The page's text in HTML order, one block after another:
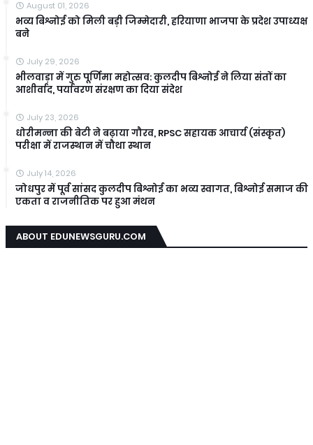
August 01, 2026
भव्य बिश्नोई को मिली बड़ी जिम्मेदारी, हरियाणा भाजपा के प्रदेश उपाध्यक्ष
बने
July 29, 2026
भीलवाड़ा में गुरु पूर्णिमा महोत्सव: कुलदीप बिश्नोई ने लिया संतों का
आशीर्वाद, पर्यावरण संरक्षण का दिया संदेश
July 23, 2026
धोरीमन्ना की बेटी ने बढ़ाया गौरव, RPSC सहायक आचार्य (संस्कृत)
परीक्षा में राजस्थान में चौथा स्थान
July 14, 2026
जोधपुर में पूर्व सांसद कुलदीप बिश्नोई का भव्य स्वागत, बिश्नोई समाज की
एकता व राजनीतिक पर हुआ मंथन
ABOUT EDUNEWSGURU.COM